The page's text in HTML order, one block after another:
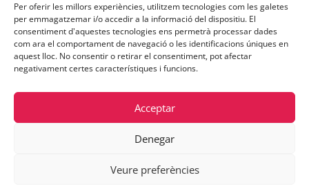
Per oferir les millors experiències, utilitzem tecnologies com les galetes
per emmagatzemar i/o accedir a la informació del dispositiu. El
consentiment d'aquestes tecnologies ens permetrà processar dades
com ara el comportament de navegació o les identificacions úniques en
aquest lloc. No consentir o retirar el consentiment, pot afectar
negativament certes característiques i funcions.
Acceptar
Denegar
Veure preferències
Consulta els programes
finançats per la Unió Europea